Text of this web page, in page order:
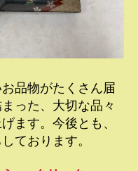
品物がたくさん届
った、大切な品々
ます。今後とも、
ております。